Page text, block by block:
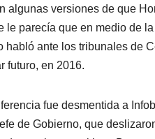
algunas versiones de que
le parecía que en medio de
habló ante los tribunales de
futuro, en 2016.
fue desmentida a
de Gobierno, que